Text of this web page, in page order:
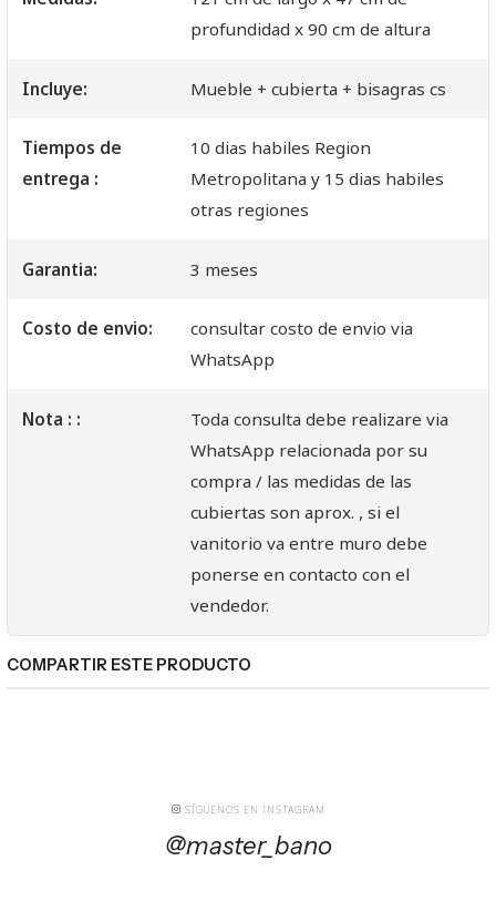
profundidad x 90 cm de altura
Incluye: Mueble + cubierta + bisagras cs
Tiempos de
entrega :
10 dias habiles Region
Metropolitana y 15 dias habiles
otras regiones
Garantia: 3 meses
Costo de envio:
consultar costo de envio via
WhatsApp
Nota : :
Toda consulta debe realizare via
WhatsApp relacionada por su
compra / las medidas de las
cubiertas son aprox. , si el
vanitorio va entre muro debe
ponerse en contacto con el
vendedor.
COMPARTIR ESTE PRODUCTO
SÍGUENOS EN INSTAGRAM
@master_bano